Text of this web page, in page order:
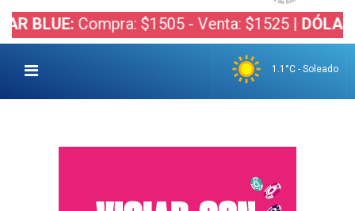
Compra: $1505 - Venta: $1525 | DÓLAR BOLSA:
1.1°C - Soleado